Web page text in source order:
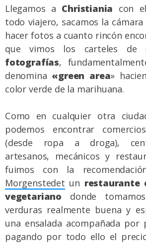
Llegamos a Christiania con
todo viajero, sacamos la
hacer fotos a cuanto rincón
que vimos los carteles de
fotografías,
denomina «green area»
color verde de la marihuana.
Como en cualquier otra
podemos encontrar
(desde ropa a droga),
artesanos, mecánicos y
fuimos con la
Morgenstedet un restaurante
vegetariano donde
verduras realmente buena y
una ensalada acompañada por
pagando por todo ello el